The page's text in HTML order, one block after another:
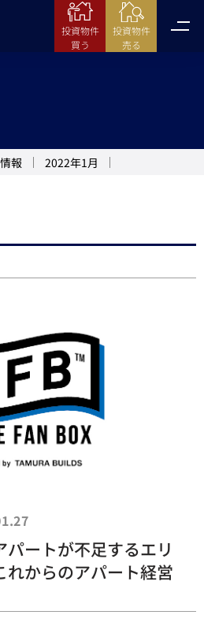
投資物件
買う
投資物件
売る
報 2022年1月
パートが不足するエリ
れからのアパート経営